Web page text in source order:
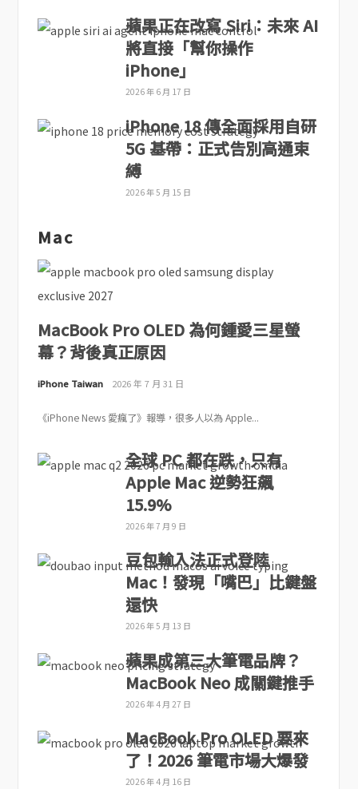
蘋果正在改寫 Siri：未來 AI
將直接「幫你操作
iPhone」
2026 年 6 月 17 日
iPhone 18 傳全面採用自研
5G 基帶：正式告別高通束
縛
2026 年 5 月 15 日
Mac
MacBook Pro OLED 為何鍾愛三星螢
幕？背後真正原因
iPhone Taiwan 2026 年 7 月 31 日
《iPhone News 愛瘋了》報導，很多人以為 Apple...
全球 PC 都在跌，只有
Apple Mac 逆勢狂飆
15.9%
2026 年 7 月 9 日
豆包輸入法正式登陸
Mac！發現「嘴巴」比鍵盤
還快
2026 年 5 月 13 日
蘋果成第三大筆電品牌？
MacBook Neo 成關鍵推手
2026 年 4 月 27 日
MacBook Pro OLED 要來
了！2026 筆電市場大爆發
2026 年 4 月 16 日